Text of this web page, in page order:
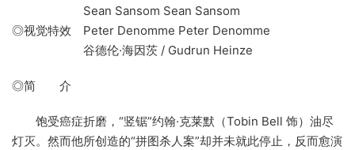
Sean Sansom Sean Sansom
◎视觉特效 Peter Denomme Peter Denomme
谷德伦·海因茨 / Gudrun Heinze
◎简 介
饱受癌症折磨，“竖锯”约翰·克莱默（Tobin Bell 饰）油尽
灯灭。然而他所创造的“拼图杀人案”却并未就此停止，反而愈演